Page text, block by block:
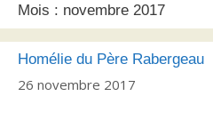
Mois : novembre 2017
Homélie du Père Rabergeau
26 novembre 2017